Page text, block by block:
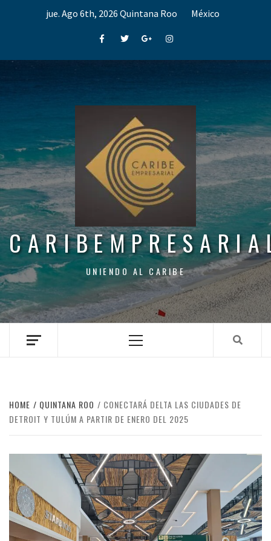
jue. Ago 6th, 2026 Quintana Roo México
FacebookTwitterGoogle+Instagram
UNIENDO AL CARIBE
Menu
HOME QUINTANA ROO
CONECTARÁ DELTA LAS CIUDADES DE
DETROIT Y TULÚM A PARTIR DE ENERO DEL 2025